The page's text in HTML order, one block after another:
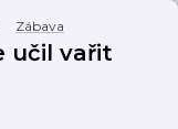
Zábava
učil vařit